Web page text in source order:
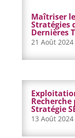
Maîtriser le
Stratégies
Dernières
21 Août 2024
Stratégie
13 Août 2024